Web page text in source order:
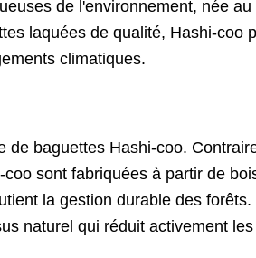
de l'environnement, née
laquées de qualité, Hashi-coo
climatiques.
baguettes Hashi-coo.
sont fabriquées à partir de
la gestion durable des
naturel qui réduit activement